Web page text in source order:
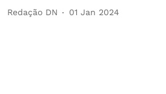
Redação DN 01 Jan 2024